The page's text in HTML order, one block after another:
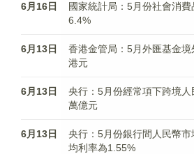
6月16日
國家統計局：5月份社會消
6.4%
6月13日
香港金管局：5月外匯基金
港元
6月13日
央行：5月份經常項下跨境人
萬億元
6月13日
央行：5月份銀行間人民幣
均利率為1.55%